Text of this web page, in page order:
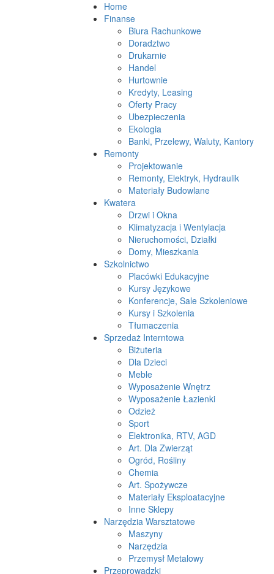
Home
Finanse
Biura Rachunkowe
Doradztwo
Drukarnie
Handel
Hurtownie
Kredyty, Leasing
Oferty Pracy
Ubezpieczenia
Ekologia
Banki, Przelewy, Waluty, Kantory
Remonty
Projektowanie
Remonty, Elektryk, Hydraulik
Materiały Budowlane
Kwatera
Drzwi i Okna
Klimatyzacja i Wentylacja
Nieruchomości, Działki
Domy, Mieszkania
Szkolnictwo
Placówki Edukacyjne
Kursy Językowe
Konferencje, Sale Szkoleniowe
Kursy i Szkolenia
Tłumaczenia
Sprzedaż Interntowa
Biżuteria
Dla Dzieci
Meble
Wyposażenie Wnętrz
Wyposażenie Łazienki
Odzież
Sport
Elektronika, RTV, AGD
Art. Dla Zwierząt
Ogród, Rośliny
Chemia
Art. Spożywcze
Materiały Eksploatacyjne
Inne Sklepy
Narzędzia Warsztatowe
Maszyny
Narzędzia
Przemysł Metalowy
Przeprowadzki